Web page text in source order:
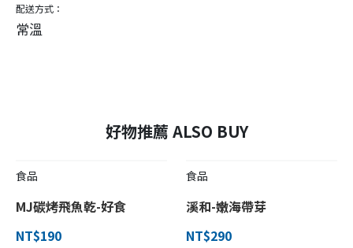
配送方式：
常溫
好物推薦 ALSO BUY
食品
MJ碳烤飛魚乾-好食
NT$190
食品
溪和-嫩海帶芽
NT$290